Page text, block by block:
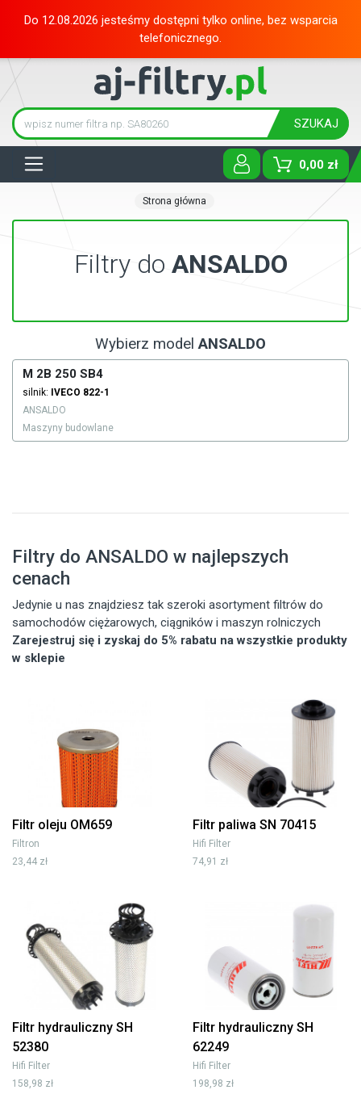
Do 12.08.2026 jesteśmy dostępni tylko online, bez wsparcia
telefonicznego.
SZUKAJ
0,00 zł
Strona główna
Filtry do ANSALDO
Wybierz modelANSALDO
M 2B 250 SB4
silnik: IVECO 822-1
ANSALDO
Maszyny budowlane
Filtry do ANSALDO w najlepszych
cenach
Jedynie u nas znajdziesz tak szeroki asortyment filtrów do
samochodów ciężarowych, ciągników i maszyn rolniczych
Zarejestruj się i zyskaj do 5% rabatu na wszystkie produkty
w sklepie
Filtr oleju OM659
Filtron
23,44 zł
Filtr paliwa SN 70415
Hifi Filter
74,91 zł
Filtr hydrauliczny SH
52380
Hifi Filter
158,98 zł
Filtr hydrauliczny SH
62249
Hifi Filter
198,98 zł